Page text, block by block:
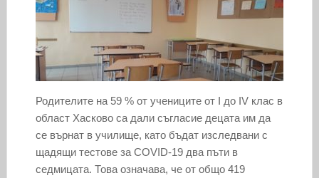
Родителите на 59 % от учениците от I до IV клас в
област Хасково са дали съгласие децата им да
се върнат в училище, като бъдат изследвани с
щадящи тестове за COVID-19 два пъти в
седмицата. Това означава, че от общо 419